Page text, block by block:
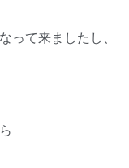
って来ましたし、